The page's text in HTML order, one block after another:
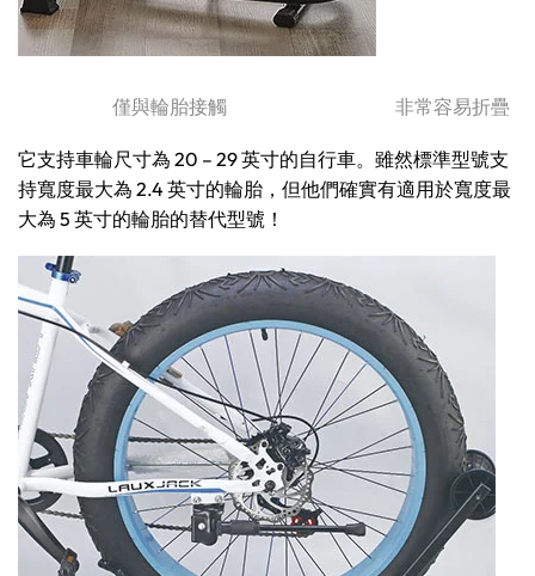
僅與輪胎接觸 非常容易折疊
它支持車輪尺寸為 20 – 29 英寸的自行車。雖然標準型號支
持寬度最大為 2.4 英寸的輪胎，但他們確實有適用於寬度最
大為 5 英寸的輪胎的替代型號！